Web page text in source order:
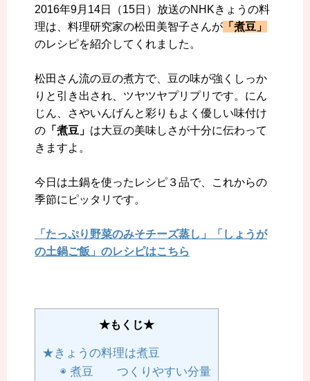
2016年9月14日（15日）放送のNHKきょうの料
理は、料理研究家の松田美智子さんが 「煮豆」
のレシピを紹介してくれました。
松田さん流の豆の煮方で、豆の味が強くしっか
りと引き出され、ツヤツヤプリプリです。にん
じん、さやいんげんと彩りもよく優しい味付け
の 「煮豆」 は大豆の美味しさが十分に伝わって
きますよ。
今日は土鍋を使ったレシピ３品で、これからの
季節にピッタリです。
「たっぷり野菜のみそチーズ蒸し」「しょうが
の土鍋ご飯 」のレシピはこちら
★もくじ★
★きょうの料理は煮豆
◉ 煮豆 つくりやすい分量